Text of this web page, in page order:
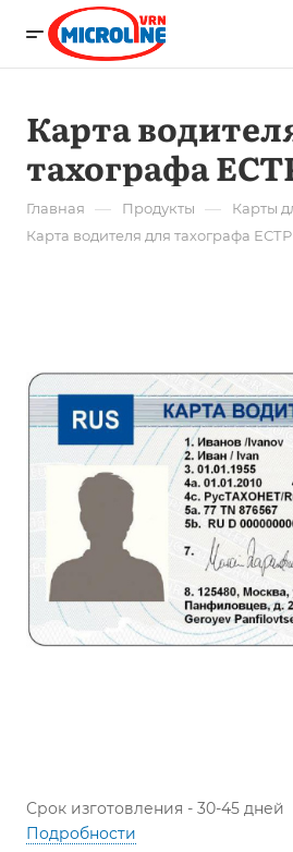
Карта
тахографа
Главная — Продукты — Карты
Карта водителя для тахографа ЕСТР
Срок изготовления - 30-45 дней
Подробности